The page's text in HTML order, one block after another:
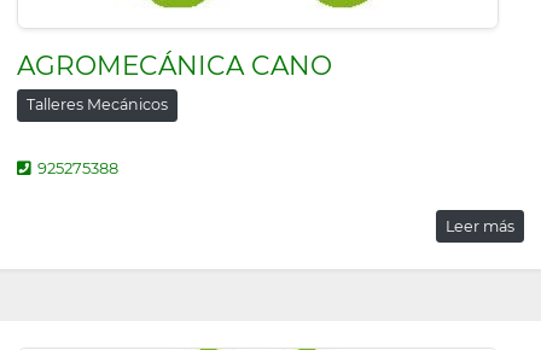
AGROMECÁNICA CANO
Talleres Mecánicos
925275388
Leer más